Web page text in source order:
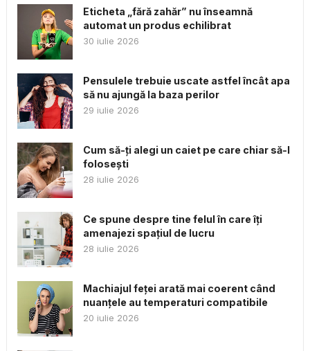
Eticheta „fără zahăr” nu înseamnă
automat un produs echilibrat
30 iulie 2026
Pensulele trebuie uscate astfel încât apa
să nu ajungă la baza perilor
29 iulie 2026
Cum să-ți alegi un caiet pe care chiar să-l
folosești
28 iulie 2026
Ce spune despre tine felul în care îți
amenajezi spațiul de lucru
28 iulie 2026
Machiajul feței arată mai coerent când
nuanțele au temperaturi compatibile
20 iulie 2026